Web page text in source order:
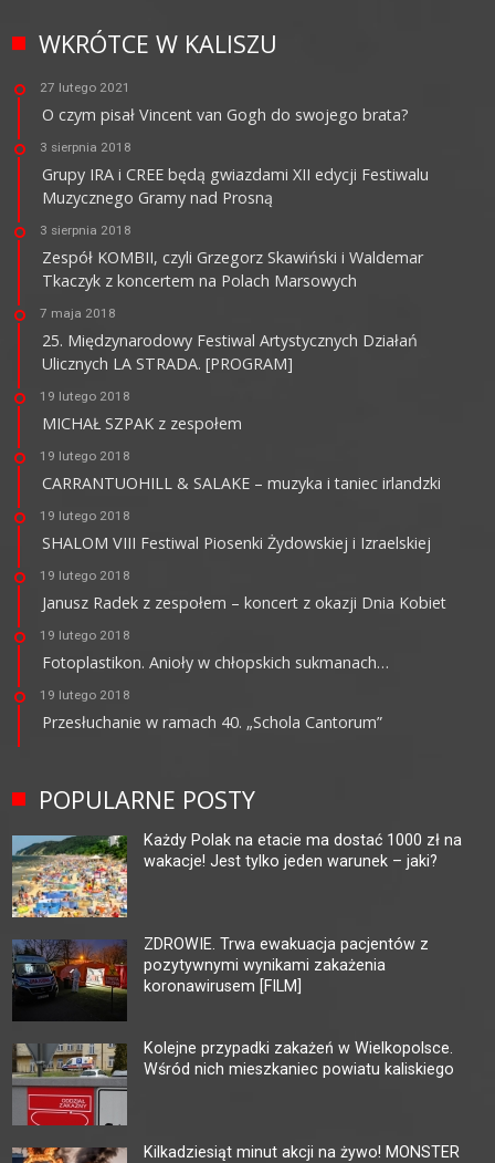
WKRÓTCE W KALISZU
27 lutego 2021
O czym pisał Vincent van Gogh do swojego brata?
3 sierpnia 2018
Grupy IRA i CREE będą gwiazdami XII edycji Festiwalu
Muzycznego Gramy nad Prosną
3 sierpnia 2018
Zespół KOMBII, czyli Grzegorz Skawiński i Waldemar
Tkaczyk z koncertem na Polach Marsowych
7 maja 2018
25. Międzynarodowy Festiwal Artystycznych Działań
Ulicznych LA STRADA. [PROGRAM]
19 lutego 2018
MICHAŁ SZPAK z zespołem
19 lutego 2018
CARRANTUOHILL & SALAKE – muzyka i taniec irlandzki
19 lutego 2018
SHALOM VIII Festiwal Piosenki Żydowskiej i Izraelskiej
19 lutego 2018
Janusz Radek z zespołem – koncert z okazji Dnia Kobiet
19 lutego 2018
Fotoplastikon. Anioły w chłopskich sukmanach…
19 lutego 2018
Przesłuchanie w ramach 40. „Schola Cantorum”
POPULARNE POSTY
Każdy Polak na etacie ma dostać 1000 zł na
wakacje! Jest tylko jeden warunek – jaki?
ZDROWIE. Trwa ewakuacja pacjentów z
pozytywnymi wynikami zakażenia
koronawirusem [FILM]
Kolejne przypadki zakażeń w Wielkopolsce.
Wśród nich mieszkaniec powiatu kaliskiego
Kilkadziesiąt minut akcji na żywo! MONSTER